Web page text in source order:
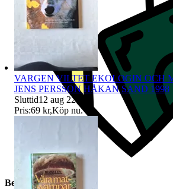
Beskrivning
VARGEN VILTET EKOLOGIN OCH
JENS PERSSON HÅKAN SAND 1998
Sluttid12 aug 22:25
Pris:69 kr,Köp nu.